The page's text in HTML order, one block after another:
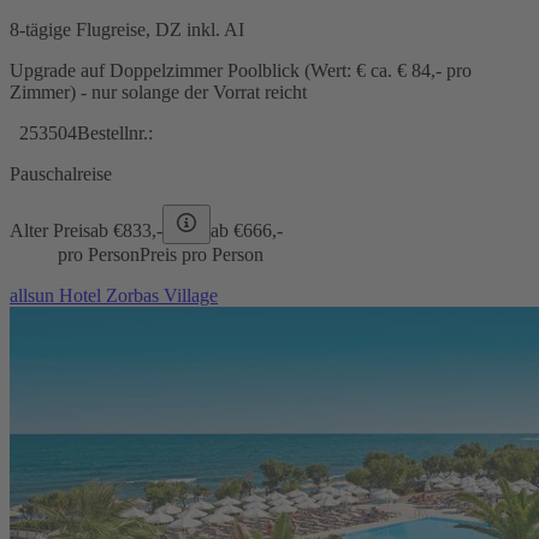
8-tägige Flugreise, DZ inkl. AI
Upgrade auf Doppelzimmer Poolblick (Wert: € ca. € 84,- pro
Zimmer) - nur solange der Vorrat reicht
253504Bestellnr.:
Pauschalreise
Alter Preisab €833,- ab €666,-
pro PersonPreis pro Person
allsun Hotel Zorbas Village